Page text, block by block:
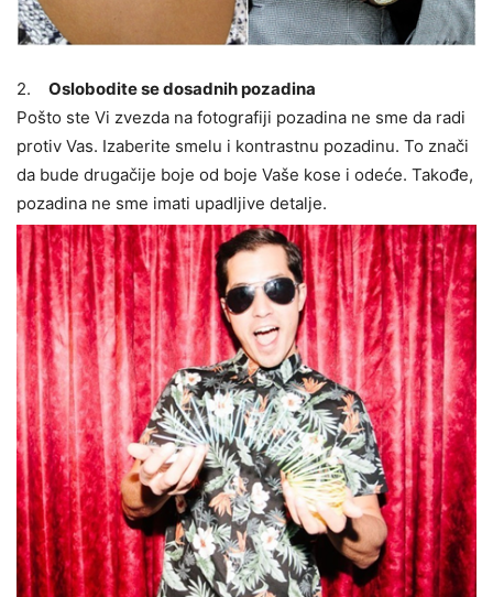
2. Oslobodite se dosadnih pozadina
Pošto ste Vi zvezda na fotografiji pozadina ne sme da radi
protiv Vas. Izaberite smelu i kontrastnu pozadinu. To znači
da bude drugačije boje od boje Vaše kose i odeće. Takođe,
pozadina ne sme imati upadljive detalje.